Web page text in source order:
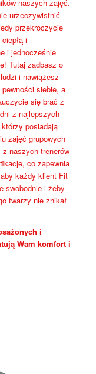
naszych zajęć.
urzeczywistnić
przekroczycie
i
i jednocześnie
Tutaj zadbasz o
i nawiążesz
siebie, a
się brać z
z najlepszych
posiadają
zajęć grupowych
naszych trenerów
co zapewnia
każdy klient Fit
swobodnie i żeby
twarzy nie znikał
i
Wam komfort i